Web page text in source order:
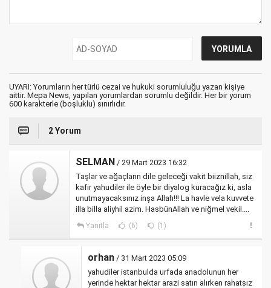
UYARI: Yorumların her türlü cezai ve hukuki sorumluluğu yazan kişiye
aittir. Mepa News, yapılan yorumlardan sorumlu değildir. Her bir yorum
600 karakterle (boşluklu) sınırlıdır.
2 Yorum
SELMAN / 29 Mart 2023 16:32
Taşlar ve ağaçların dile geleceği vakit biiznillah, siz
kafir yahudiler ile öyle bir diyalog kuracağız ki, asla
unutmayacaksınız inşa Allah!!! La havle vela kuvvete
illa billa aliyhil azim. HasbünAllah ve niğmel vekil....
Yanıtla (6) (1)
orhan / 31 Mart 2023 05:09
yahudiler istanbulda urfada anadolunun her
yerinde hektar hektar arazi satın alırken rahatsız